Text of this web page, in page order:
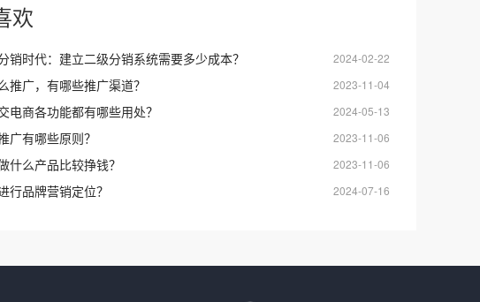
欢
2024-02-22
销时代：建立二级分销系统需要多少成本？
2023-11-04
推广，有哪些推广渠道？
2024-05-13
电商各功能都有哪些用处？
2023-11-06
广有哪些原则？
2023-11-06
什么产品比较挣钱？
2024-07-16
行品牌营销定位？